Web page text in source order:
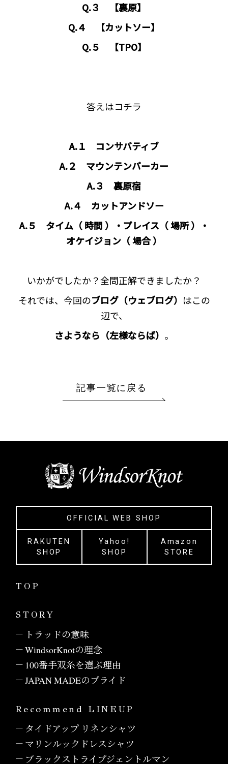
Q.３ 【裏原】
Q.４ 【カットソー】
Q.５ 【TPO】
答えはコチラ
A.１ コンサバティブ
A.２ マウンテンパーカー
A.３ 裏原宿
A.４ カットアンドソー
A.５ タイム（ 時間 ）・プレイス（ 場所 ）・
オケイジョン（ 場合 ）
いかがでしたか？全問正解できましたか？
それでは、今回のブログ（ウェブログ） はこの
辺で、
さようなら（左様ならば） 。
記事一覧に戻る
OFFICIAL WEB SHOP
RAKUTEN
SHOP
Yahoo!
SHOP
Amazon
STORE
TOP
STORY
トラッドの意味
WindsorKnotの理念
100番手双糸を選ぶ理由
JAPAN MADEのプライド
Recommend LINEUP
タイドアップ リネンシャツ
マリンルックドレスシャツ
ブラックストライプジェントルマン